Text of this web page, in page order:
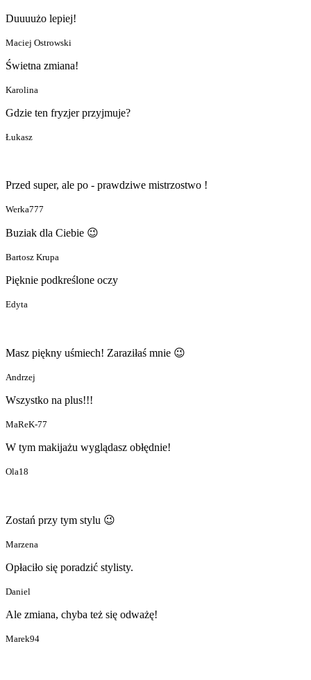
Duuuużo lepiej!
Maciej Ostrowski
Świetna zmiana!
Karolina
Gdzie ten fryzjer przyjmuje?
Łukasz
Przed super, ale po - prawdziwe mistrzostwo !
Werka777
Buziak dla Ciebie 😉
Bartosz Krupa
Pięknie podkreślone oczy
Edyta
Masz piękny uśmiech! Zaraziłaś mnie 😉
Andrzej
Wszystko na plus!!!
MaReK-77
W tym makijażu wyglądasz obłędnie!
Ola18
Zostań przy tym stylu 😉
Marzena
Opłaciło się poradzić stylisty.
Daniel
Ale zmiana, chyba też się odważę!
Marek94